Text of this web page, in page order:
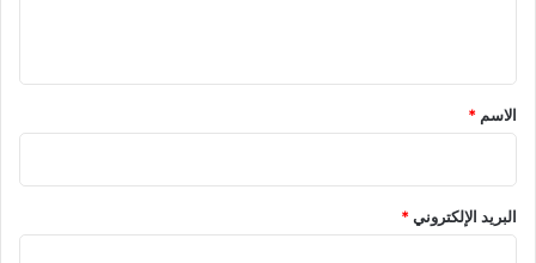
*
الاسم *
البريد الإلكتروني*